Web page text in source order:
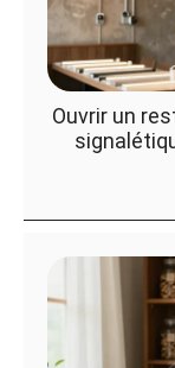
Ouvrir un